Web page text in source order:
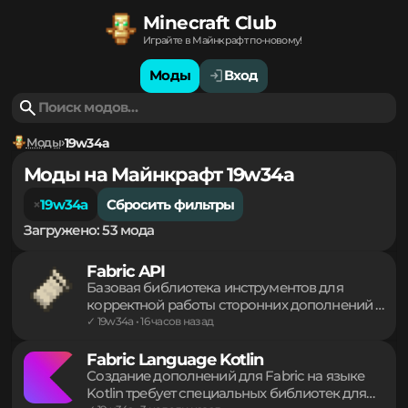
Minecraft Club
Играйте в Майнкрафт по-новому!
Моды Вход
Моды 19w34a
Моды на Майнкрафт 19w34a
19w34a
Сбросить фильтры
Загружено: 53 мода
Fabric API
Базовая библиотека инструментов для
корректной работы сторонних дополнений и
биомов, измерений, визуальных эффектов и
частиц. Реализует сложные механизмы
рендеринга, синхронизацию реестров и
Fabric Language Kotlin
Создание дополнений для Fabric на языке